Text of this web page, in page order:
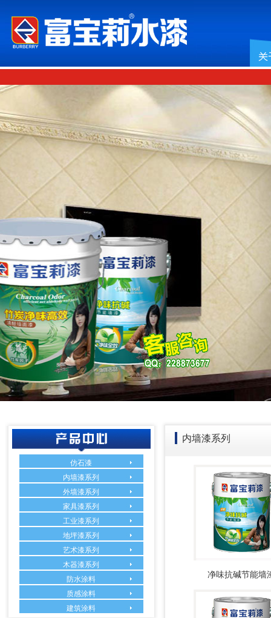
仿石漆
内墙漆系列
外墙漆系列
家具漆系列
工业漆系列
地坪漆系列
艺术漆系列
木器漆系列
防水涂料
质感涂料
建筑涂料
内墙漆系列
净味抗碱节能墙